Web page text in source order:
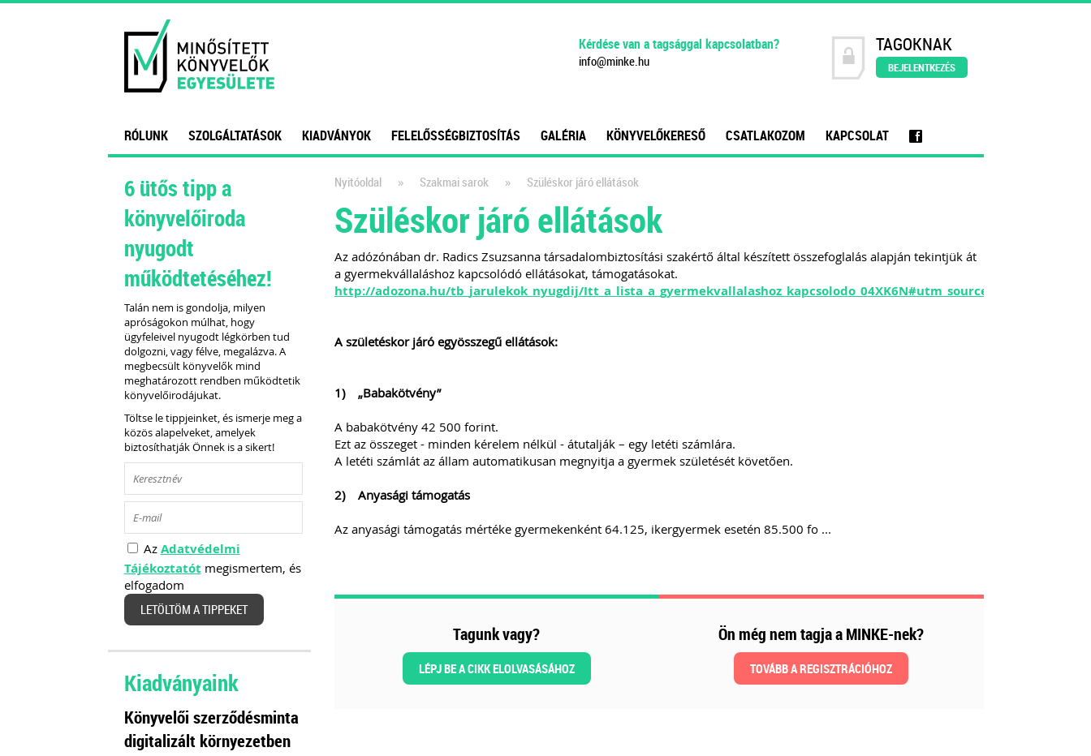
Kérdése van a tagsággal kapcsolatban?
info@minke.hu
TAGOKNAK
BEJELENTKEZÉS
RÓLUNK SZOLGÁLTATÁSOK KIADVÁNYOK FELELŐSSÉGBIZTOSÍTÁS GALÉRIA KÖNYVELŐKERESŐ CSATLAKOZOM KAPCSOLAT f
Nyitóoldal » Szakmai sarok » Szüléskor járó ellátások
Szüléskor járó ellátások
Az adózónában dr. Radics Zsuzsanna társadalombiztosítási szakértő által készített összefoglalás alapján tekintjük át
a gyermekvállaláshoz kapcsolódó ellátásokat, támogatásokat.
http://adozona.hu/tb_jarulekok_nyugdij/
A születéskor járó egyösszegű ellátások:
1) „Babakötvény”
A babakötvény 42 500 forint.
Ezt az összeget - minden kérelem nélkül - átutalják – egy letéti számlára.
A letéti számlát az állam automatikusan megnyitja a gyermek születését követően.
2) Anyasági támogatás
Az anyasági támogatás mértéke gyermekenként 64.125, ikergyermek esetén 85.500 fo ...
Tagunk vagy?
LÉPJ BE A CIKK ELOLVASÁSÁHOZ
Ön még nem tagja a MINKE-nek?
TOVÁBB A REGISZTRÁCIÓHOZ
6 ütős tipp a
könyvelőiroda
nyugodt
működtetéséhez!
Talán nem is gondolja, milyen
apróságokon múlhat, hogy
ügyfeleivel nyugodt légkörben tud
dolgozni, vagy félve, megalázva. A
megbecsült könyvelők mind
meghatározott rendben működtetik
könyvelőirodájukat.
Töltse le tippjeinket, és ismerje meg a
közös alapelveket, amelyek
biztosíthatják Önnek is a sikert!
Az Adatvédelmi
Tájékoztatót megismertem, és
elfogadom
LETÖLTÖM A TIPPEKET
Kiadványaink
Könyvelői szerződésminta
digitalizált környezetben